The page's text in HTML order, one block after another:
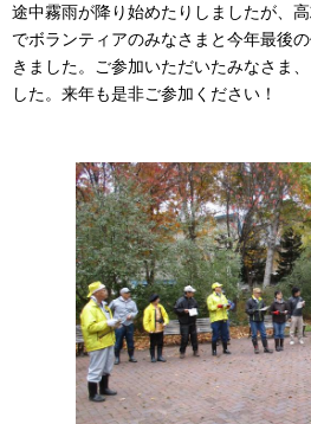
途中霧雨が降り始めたりしましたが、
でボランティアのみなさまと今年最後
きました。ご参加いただいたみなさま
した。来年も是非ご参加ください！